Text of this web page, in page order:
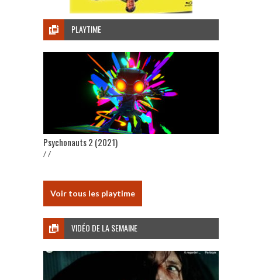
PLAYTIME
Psychonauts 2 (2021)
/ /
Voir tous les playtime
VIDÉO DE LA SEMAINE